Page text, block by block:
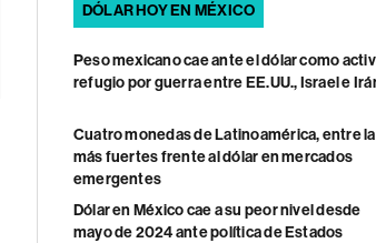
DÓLAR HOY EN MÉXICO
Peso mexicano cae ante el dólar como
refugio por guerra entre EE.UU., Israel e
Cuatro monedas de Latinoamérica, entre
más fuertes frente al dólar en mercados
emergentes
Dólar en México cae a su peor nivel desde
mayo de 2024 ante política de Estados